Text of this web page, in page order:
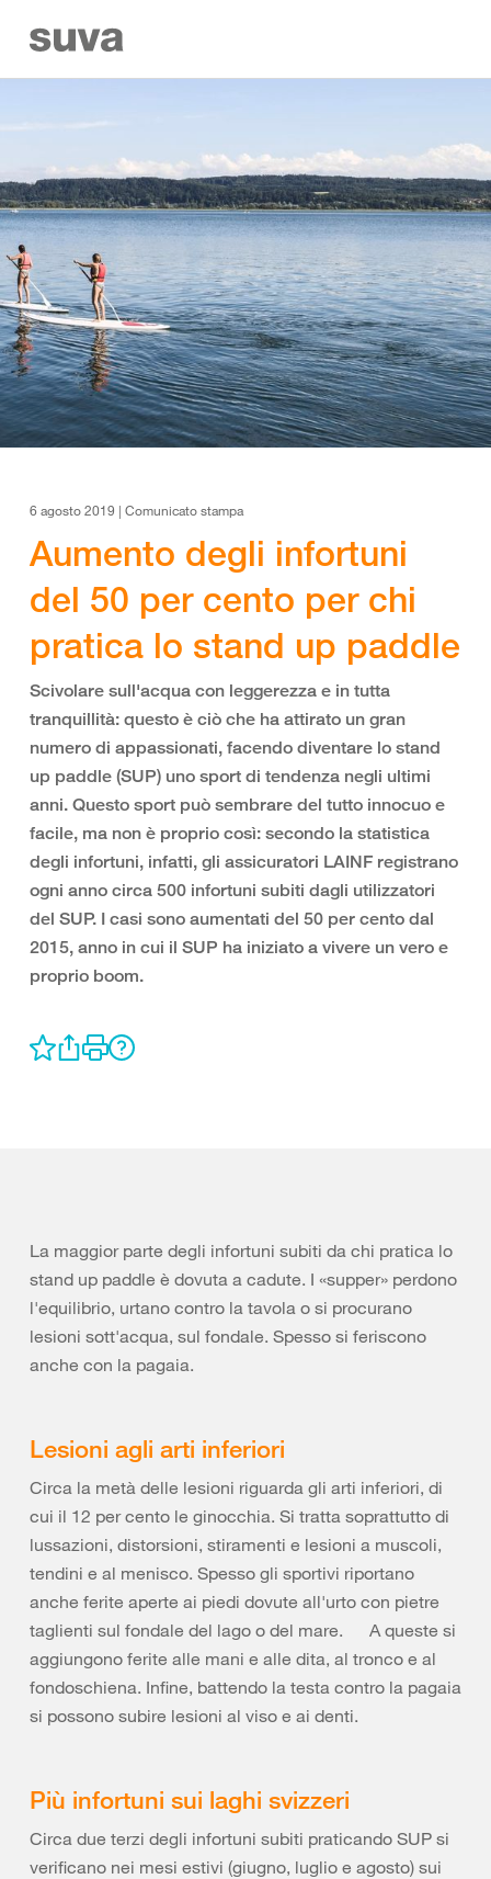
6 agosto 2019 | Comunicato stampa
Aumento degli infortuni
del 50 per cento per chi
pratica lo stand up paddle
Scivolare sull'acqua con leggerezza e in tutta
tranquillità: questo è ciò che ha attirato un gran
numero di appassionati, facendo diventare lo stand
up paddle (SUP) uno sport di tendenza negli ultimi
anni. Questo sport può sembrare del tutto innocuo e
facile, ma non è proprio così: secondo la statistica
degli infortuni, infatti, gli assicuratori LAINF registrano
ogni anno circa 500 infortuni subiti dagli utilizzatori
del SUP. I casi sono aumentati del 50 per cento dal
2015, anno in cui il SUP ha iniziato a vivere un vero e
proprio boom.
La maggior parte degli infortuni subiti da chi pratica lo
stand up paddle è dovuta a cadute. I «supper» perdono
l'equilibrio, urtano contro la tavola o si procurano
lesioni sott'acqua, sul fondale. Spesso si feriscono
anche con la pagaia.
Lesioni agli arti inferiori
Circa la metà delle lesioni riguarda gli arti inferiori, di
cui il 12 per cento le ginocchia. Si tratta soprattutto di
lussazioni, distorsioni, stiramenti e lesioni a muscoli,
tendini e al menisco. Spesso gli sportivi riportano
anche ferite aperte ai piedi dovute all'urto con pietre
taglienti sul fondale del lago o del mare. A queste si
aggiungono ferite alle mani e alle dita, al tronco e al
fondoschiena. Infine, battendo la testa contro la pagaia
si possono subire lesioni al viso e ai denti.
Più infortuni sui laghi svizzeri
Circa due terzi degli infortuni subiti praticando SUP si
verificano nei mesi estivi (giugno, luglio e agosto) sui